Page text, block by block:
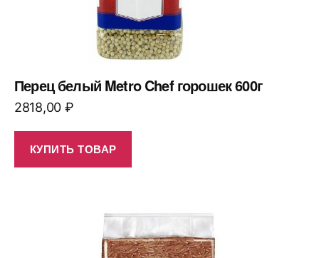
Перец белый Metro Chef горошек 600г
2818,00 ₽
КУПИТЬ ТОВАР